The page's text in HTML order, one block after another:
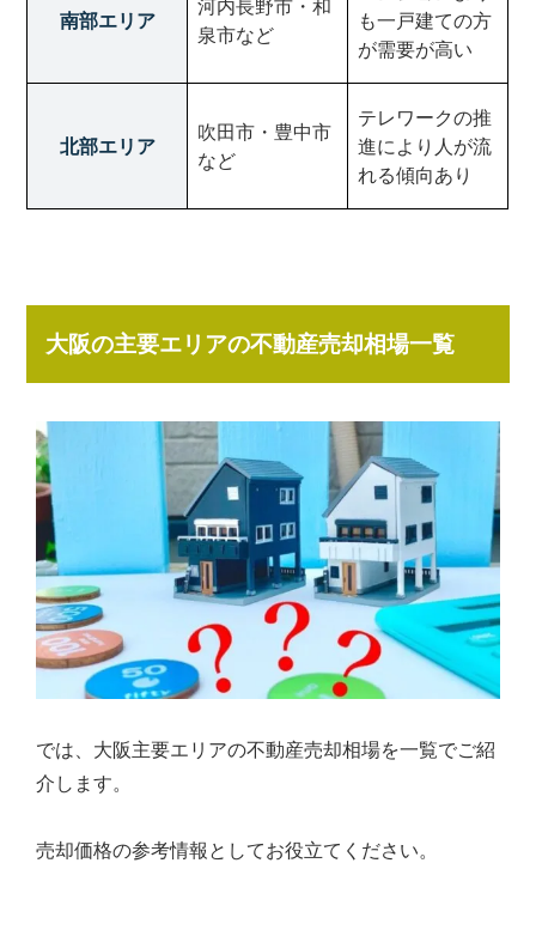
南部エリア
河内長野市・和
泉市など
も一戸建ての方
が需要が高い
北部エリア
吹田市・豊中市
など
テレワークの推
進により人が流
れる傾向あり
大阪の主要エリアの不動産売却相場一覧
では、大阪主要エリアの不動産売却相場を一覧でご紹
介します。
売却価格の参考情報としてお役立てください。